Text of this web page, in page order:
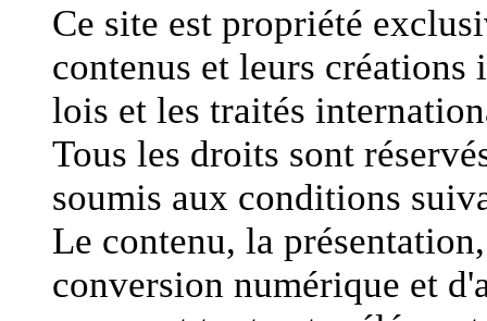
Ce site est propriété
contenus et leurs créations
lois et les traités
Tous les droits sont
soumis aux conditions
Le contenu, la
conversion numérique et